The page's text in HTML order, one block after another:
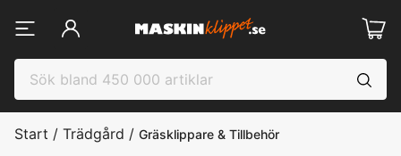
Start / Trädgård / Gräsklippare & Tillbehör